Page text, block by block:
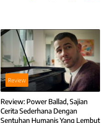
Review
Review: Power Ballad, Sajian
Cerita Sederhana Dengan
Sentuhan Humanis Yang Lembut